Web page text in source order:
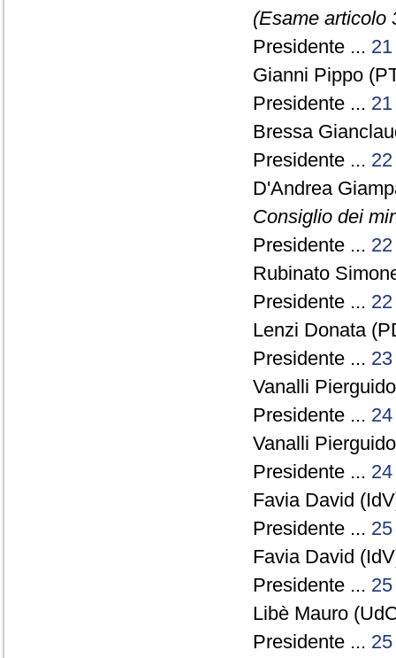
(Esame articolo
Presidente ... 21
Gianni Pippo
Presidente ... 21
Bressa
Presidente ... 22
D'Andrea
Consiglio dei
Presidente ... 22
Rubinato
Presidente ... 22
Lenzi Donata
Presidente ... 23
Vanalli
Presidente ... 24
Vanalli
Presidente ... 24
Favia David
Presidente ... 25
Favia David
Presidente ... 25
Libè Mauro
Presidente ... 25